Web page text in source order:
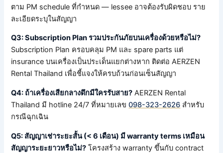
ตาม PM schedule ที่กำหนด — lessee อาจต้องรับผิดชอบ ราย
ละเอียดระบุในสัญญา
Q3: Subscription Plan รวมประกันภัยบนเครื่องด้วยหรือไม่?
Subscription Plan ครอบคลุม PM และ spare parts แต่
insurance บนเครื่องเป็นประเด็นแยกต่างหาก ติดต่อ AERZEN
Rental Thailand เพื่อชี้แจงให้ครบถ้วนก่อนเซ็นสัญญา
Q4: ถ้าเครื่องเสียกลางดึกมีใครรับสาย? AERZEN Rental
Thailand มี hotline 24/7 ที่หมายเลข098-323-2626 สำหรับ
กรณีฉุกเฉิน
Q5: สัญญาเช่าระยะสั้น (< 6 เดือน) มี warranty terms เหมือน
สัญญาระยะยาวหรือไม่? โครงสร้าง warranty ขึ้นกับ contract